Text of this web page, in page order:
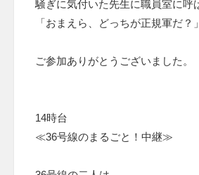
騒ぎに気付いた先生に職員室に呼
「おまえら、どっちが正規軍だ？
ご参加ありがとうございました。
14時台
≪36号線のまるごと！中継≫